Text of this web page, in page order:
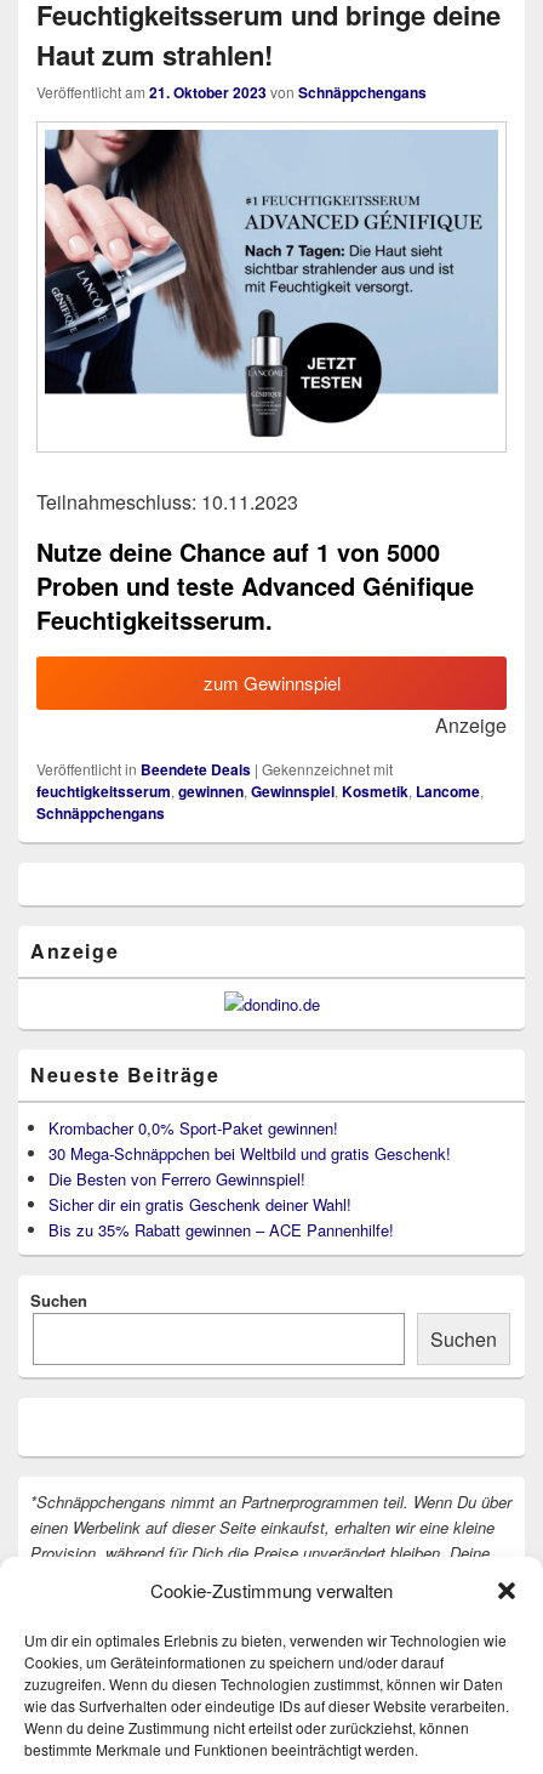
Cookie-Zustimmung verwalten
Um dir ein optimales Erlebnis zu bieten, verwenden wir Technologien wie
Cookies, um Geräteinformationen zu speichern und/oder darauf
zuzugreifen. Wenn du diesen Technologien zustimmst, können wir Daten
wie das Surfverhalten oder eindeutige IDs auf dieser Website verarbeiten.
Wenn du deine Zustimmung nicht erteilst oder zurückziehst, können
bestimmte Merkmale und Funktionen beeinträchtigt werden.
Feuchtigkeitsserum und bringe deine
Haut zum strahlen!
Veröffentlicht am 21. Oktober 2023von Schnäppchengans
Teilnahmeschluss: 10.11.2023
Nutze deine Chance auf 1 von 5000
Proben und teste Advanced Génifique
Feuchtigkeitsserum.
zum Gewinnspiel
Anzeige
Veröffentlicht in Beendete Deals | Gekennzeichnet mit
feuchtigkeitsserum, gewinnen, Gewinnspiel, Kosmetik, Lancome,
Schnäppchengans
Widget-
Anzeige
Neueste Beiträge
Krombacher 0,0% Sport-Paket gewinnen!
30 Mega-Schnäppchen bei Weltbild und gratis Geschenk!
Die Besten von Ferrero Gewinnspiel!
Sicher dir ein gratis Geschenk deiner Wahl!
Bis zu 35% Rabatt gewinnen – ACE Pannenhilfe!
Suchen
Suchen
*Schnäppchengans nimmt an Partnerprogrammen teil. Wenn Du über
einen Werbelink auf dieser Seite einkaufst, erhalten wir eine kleine
Provision, während für Dich die Preise unverändert bleiben. Deine
Vielen Dank dafür!